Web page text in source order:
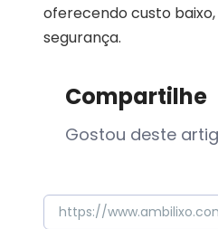
oferecendo custo
segurança.
Compartilhe
Gostou deste